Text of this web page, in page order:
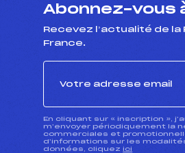
Abonnez-vous
Recevez l’actualité de la
France.
En cliquant sur « inscription »,
m’envoyer périodiquement la
commerciales et
d’informations sur les
données, cliquez ici